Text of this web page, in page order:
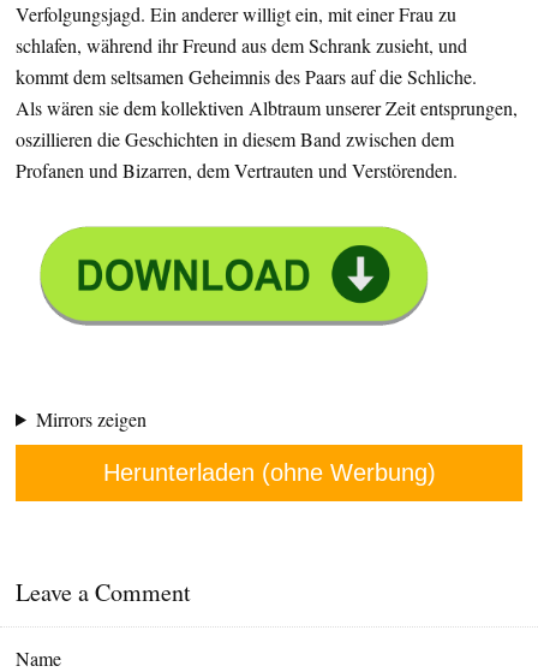
Verfolgungsjagd. Ein anderer willigt ein, mit einer Frau zu
schlafen, während ihr Freund aus dem Schrank zusieht, und
kommt dem seltsamen Geheimnis des Paars auf die Schliche.
Als wären sie dem kollektiven Albtraum unserer Zeit entsprungen,
oszillieren die Geschichten in diesem Band zwischen dem
Profanen und Bizarren, dem Vertrauten und Verstörenden.
Mirrors zeigen
Herunterladen (ohne Werbung)
Leave a Comment
Name